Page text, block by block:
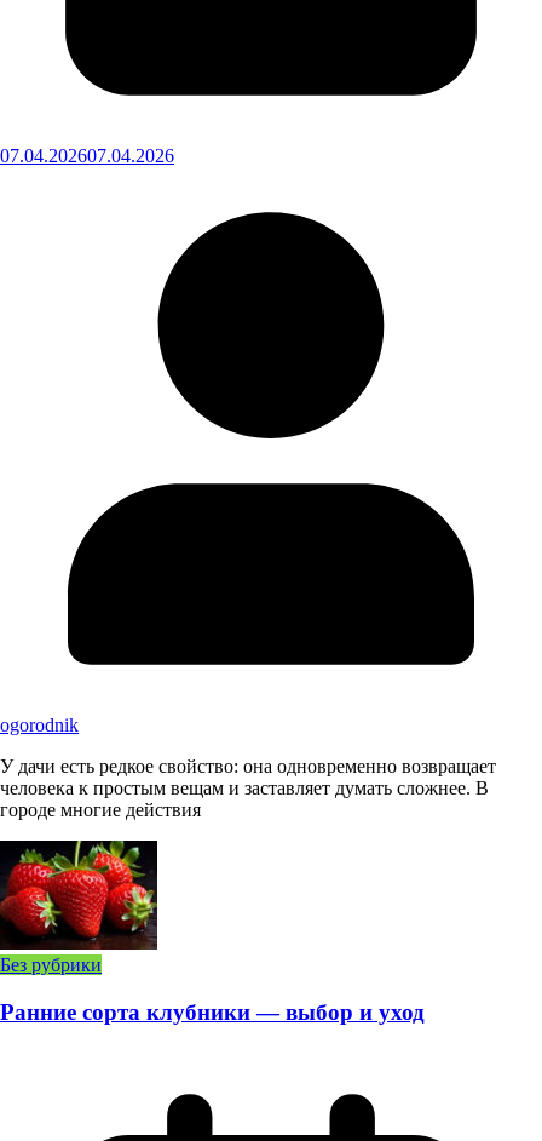
07.04.202607.04.2026
ogorodnik
У дачи есть редкое свойство: она одновременно возвращает
человека к простым вещам и заставляет думать сложнее. В
городе многие действия
Без рубрики
Ранние сорта клубники — выбор и уход